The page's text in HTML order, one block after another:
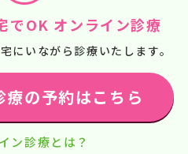
でOK オンライン診療
にいながら診療いたします。
療の予約はこちら
ン診療とは？